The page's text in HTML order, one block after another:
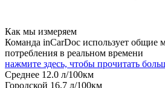
Как мы измеряем
Команда inCarDoc использует общие
потребления в реальном времени
нажмите здесь, чтобы прочитать
Среднее 12.0 л/100км
Городской 16.7 л/100км